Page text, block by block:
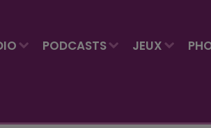
PODCASTS JEUX